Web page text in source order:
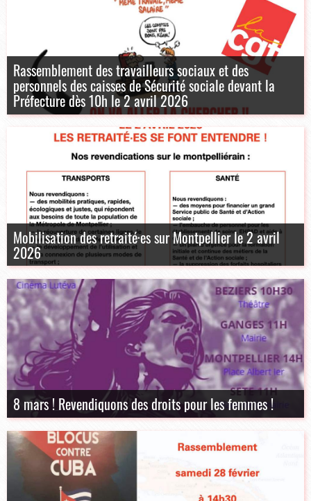
Rassemblement des travailleurs sociaux et des
personnels des caisses de Sécurité sociale devant la
Préfecture dès 10h le 2 avril 2026
Mobilisation des retraité·es sur Montpellier le 2 avril
2026
8 mars ! Revendiquons des droits pour les femmes !